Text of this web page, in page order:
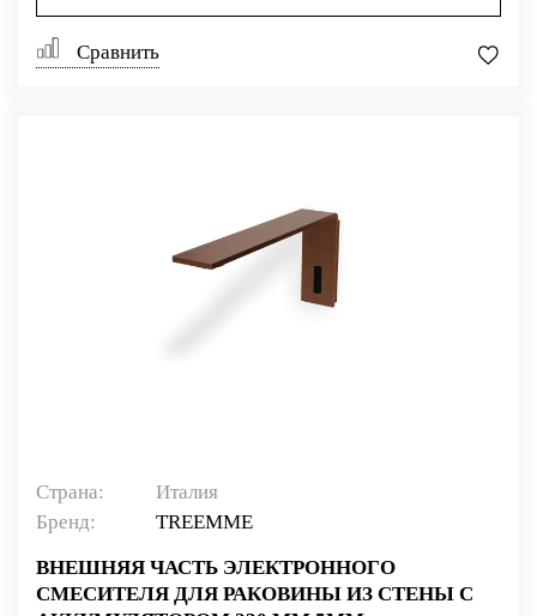
Сравнить
Страна:
Италия
Бренд:
TREEMME
ВНЕШНЯЯ ЧАСТЬ ЭЛЕКТРОННОГО
СМЕСИТЕЛЯ ДЛЯ РАКОВИНЫ ИЗ СТЕНЫ С